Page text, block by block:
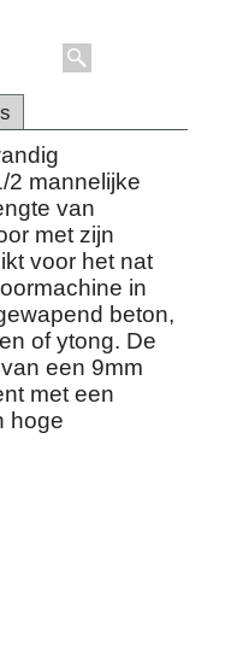
2 mannelijke
van
met zijn
voor het nat
in
beton,
of ytong. De
een 9mm
met een
hoge